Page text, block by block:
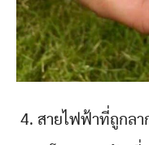
4. สายไฟฟ้าที่ถูกลา